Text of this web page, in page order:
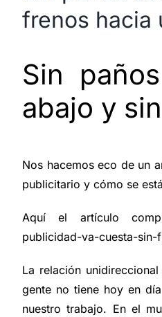
frenos hacia
Sin
abajo y
Nos hacemos eco de un
publicitario y cómo se
Aquí el artículo
publicidad-va-cuesta-sin-
La relación
gente no tiene hoy en
nuestro trabajo. En el